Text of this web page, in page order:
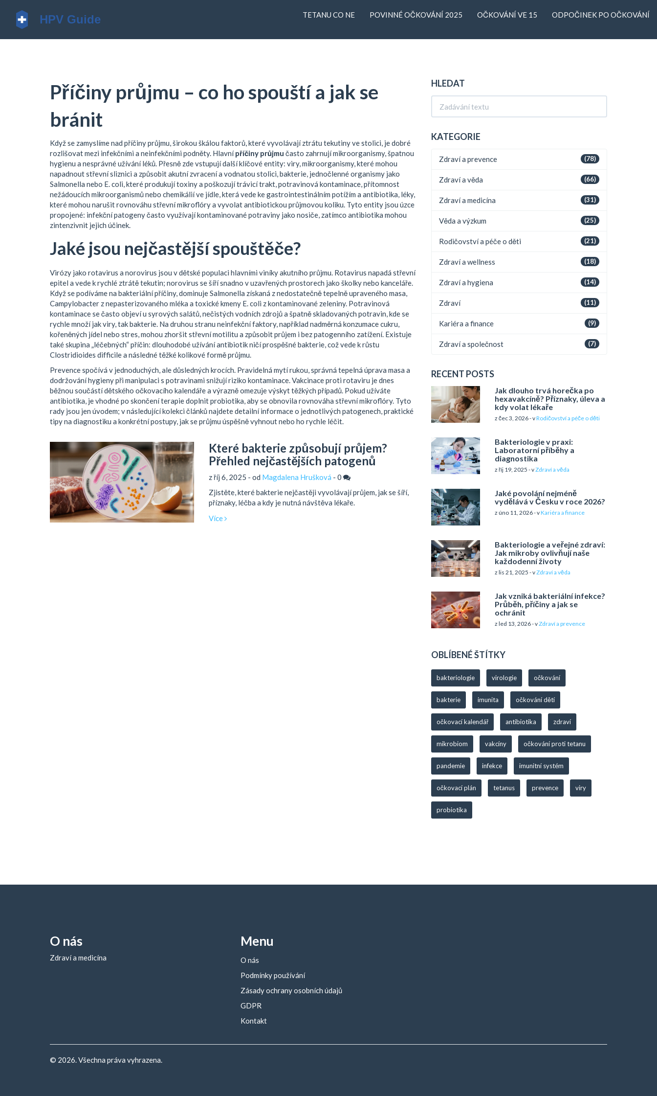
TETANU CO NE POVINNÉ OČKOVÁNÍ 2025 OČKOVÁNÍ VE 15 ODPOČINEK PO OČKOVÁNÍ
Příčiny průjmu – co ho spouští a jak se
bránit
Když se zamyslíme nad příčiny průjmu,širokou škálou faktorů, které vyvolávají ztrátu tekutiny ve stolici, je dobré
rozlišovat mezi infekčními a neinfekčními podněty. Hlavnípříčiny průjmu často zahrnují mikroorganismy, špatnou
hygienu a nesprávné užívání léků. Přesně zde vstupují další klíčové entity: viry,mikroorganismy, které mohou
napadnout střevní sliznici a způsobit akutní zvracení a vodnatou stolici,bakterie, jednočlenné organismy jako
Salmonella nebo E. coli, které produkují toxiny a poškozují trávicí trakt,potravinová kontaminace,přítomnost
nežádoucích mikroorganismů nebo chemikálií ve jídle, která vede ke gastrointestinálním potížím a antibiotika, léky,
které mohou narušit rovnováhu střevní mikroflóry a vyvolat antibiotickou průjmovou koliku. Tyto entity jsou úzce
propojené: infekční patogeny často využívají kontaminované potraviny jako nosiče, zatímco antibiotika mohou
zintenzivnit jejich účinek.
Jaké jsou nejčastější spouštěče?
Virózy jako rotavirus a norovirus jsou v dětské populaci hlavními viníky akutního průjmu. Rotavirus napadá střevní
epitel a vede k rychlé ztrátě tekutin; norovirus se šíří snadno v uzavřených prostorech jako školky nebo kanceláře.
Když se podíváme na bakteriálnípříčiny, dominuje Salmonella získaná z nedostatečně tepelně upraveného masa,
Campylobacter z nepasterizovaného mléka a toxické kmeny E. coli z kontaminované zeleniny. Potravinová
kontaminace se často objeví u syrových salátů, nečistých vodních zdrojů a špatně skladovaných potravin, kde se
rychle množí jak viry, tak bakterie. Na druhou stranu neinfekční faktory, například nadměrná konzumace cukru,
kořeněných jídel nebo stres, mohou zhoršit střevní motilitu a způsobit průjem i bez patogenního zatížení. Existuje
také skupina „léčebných“ příčin: dlouhodobé užívání antibiotik ničí prospěšné bakterie, což vede k růstu
Clostridioides difficile a následné těžké kolikové formě průjmu.
Prevence spočívá v jednoduchých, ale důsledných krocích. Pravidelná mytí rukou, správná tepelná úprava masa a
dodržování hygieny při manipulaci s potravinami snižují riziko kontaminace. Vakcinace proti rotaviru je dnes
běžnou součástí dětského očkovacího kalendáře a výrazně omezuje výskyt těžkých případů. Pokud užíváte
antibiotika, je vhodné po skončení terapie doplnit probiotika, aby se obnovila rovnováha střevní mikroflóry. Tyto
rady jsou jen úvodem; v následující kolekci článků najdete detailní informace o jednotlivých patogenech, praktické
tipy na diagnostiku a konkrétní postupy, jak se průjmu úspěšně vyhnout nebo ho rychle léčit.
Které bakterie způsobují průjem?
Přehled nejčastějších patogenů
z říj 6, 2025 - od Magdalena Hrušková - 0
Zjistěte, které bakterie nejčastěji vyvolávají průjem, jak se šíří,
příznaky, léčba a kdy je nutná návštěva lékaře.
Více
HLEDAT
KATEGORIE
(78)
Zdraví a prevence
(66)
Zdraví a věda
(31)
Zdraví a medicína
(25)
Věda a výzkum
(21)
Rodičovství a péče o děti
(18)
Zdraví a wellness
(14)
Zdraví a hygiena
(11)
Zdraví
(9)
Kariéra a finance
(7)
Zdraví a společnost
RECENT POSTS
Jak dlouho trvá horečka po
hexavakcíně? Příznaky, úleva a
kdy volat lékaře
z čec 3, 2026 - vRodičovství a péče o děti
Bakteriologie v praxi:
Laboratorní příběhy a
diagnostika
z říj 19, 2025 - vZdraví a věda
Jaké povolání nejméně
vydělává v Česku v roce 2026?
z úno 11, 2026 - vKariéra a finance
Bakteriologie a veřejné zdraví:
Jak mikroby ovlivňují naše
každodenní životy
z lis 21, 2025 - vZdraví a věda
Jak vzniká bakteriální infekce?
Průběh, příčiny a jak se
ochránit
z led 13, 2026 - vZdraví a prevence
OBLÍBENÉ ŠTÍTKY
bakteriologie virologie očkování
bakterie imunita očkování dětí
očkovací kalendář antibiotika zdraví
mikrobiom vakcíny očkování proti tetanu
pandemie infekce imunitní systém
očkovací plán tetanus prevence viry
probiotika
O nás
Zdraví a medicína
Menu
O nás
Podmínky používání
Zásady ochrany osobních údajů
GDPR
Kontakt
© 2026. Všechna práva vyhrazena.